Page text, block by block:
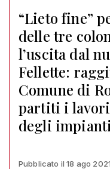
“Lieto fine”
delle tre
l’uscita dal
Fellette:
Comune di
partiti i lavori
degli impianti
Pubblicato il 18 ago 2021